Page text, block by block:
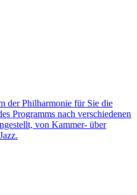
der Philharmonie für Sie die
Programms nach verschiedenen
von Kammer- über